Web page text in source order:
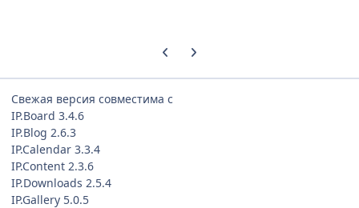
Предыдущий слайд карусели
Следующий слайд карусели
Свежая версия совместима с
IP.Board 3.4.6
IP.Blog 2.6.3
IP.Calendar 3.3.4
IP.Content 2.3.6
IP.Downloads 2.5.4
IP.Gallery 5.0.5